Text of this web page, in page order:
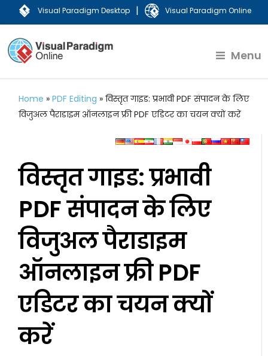
Visual Paradigm Desktop | Visual Paradigm Online
Menu
Home »PDF Editing »विस्तृत गाइड: प्रभावी PDF संपादन के लिए
विजुअल पैराडाइम ऑनलाइन फ्री PDF एडिटर का चयन क्यों करें
विस्तृत गाइड: प्रभावी
PDF संपादन के लिए
विजुअल पैराडाइम
ऑनलाइन फ्री PDF
एडिटर का चयन क्यों
करें